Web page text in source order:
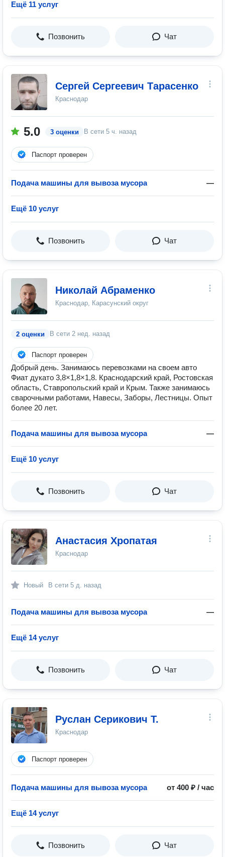
Ещё 11 услуг
Позвонить Чат
Сергей Сергеевич Тарасенко
Краснодар
5.0 3 оценки В сети 5 ч. назад
Паспорт проверен
Подача машины для вывоза мусора —
Ещё 10 услуг
Позвонить Чат
Николай Абраменко
Краснодар, Карасунский округ
2 оценки В сети 2 нед. назад
Паспорт проверен
Добрый день. Занимаюсь перевозками на своем авто
Фиат дукато 3,8×1,8×1,8. Краснодарский край, Ростовская
область, Ставропольский край и Крым. Также занимаюсь
сварочными работами, Навесы, Заборы, Лестницы. Опыт
более 20 лет.
Подача машины для вывоза мусора —
Ещё 10 услуг
Позвонить Чат
Анастасия Хропатая
Краснодар
Новый В сети 5 д. назад
Подача машины для вывоза мусора —
Ещё 14 услуг
Позвонить Чат
Руслан Серикович Т.
Краснодар
Паспорт проверен
Подача машины для вывоза мусора от 400 ₽ / час
Ещё 14 услуг
Позвонить Чат